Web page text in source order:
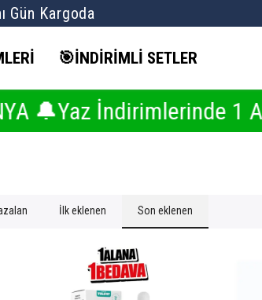
Gün Kargoda
🎯İNDİRİMLİ SETLER
İndirimlerinde 1 ALANA
İlk eklenen Son eklenen